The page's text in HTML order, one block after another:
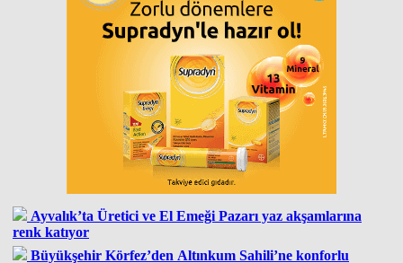
Ayvalık’ta Üretici ve El Emeği Pazarı yaz akşamlarına
renk katıyor
Büyükşehir Körfez’den Altınkum Sahili’ne konforlu